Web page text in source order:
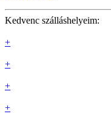
Kedvenc szálláshelyeim:
+
+
+
+